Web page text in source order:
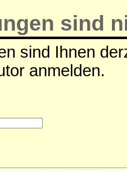
sind
sind Ihnen
anmelden.